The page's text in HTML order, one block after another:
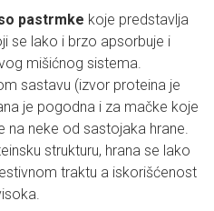
pastrmke koje predstavlja
se lako i brzo apsorbuje i
mišićnog sistema.
sastavu (izvor proteina je
je pogodna i za mačke koje
na neke od sastojaka hrane.
strukturu, hrana se lako
traktu a iskorišćenost